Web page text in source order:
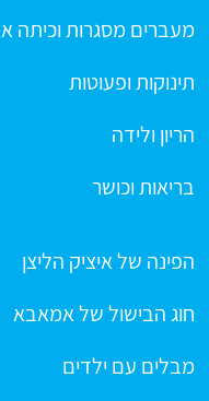
מעברים מסגרות וכיתה א
תינוקות ופעוטות
הריון ולידה
בריאות וכושר
הפינה של איציק הליצן
חוג הבישול של אמאבא
מבלים עם ילדים